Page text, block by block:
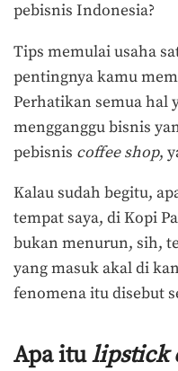
pebisnis Indonesia?
Tips memulai usaha
pentingnya kamu
Perhatikan semua hal
mengganggu bisnis
pebisnis coffee shop,
Kalau sudah begitu,
tempat saya, di Kopi
bukan menurun, sih,
yang masuk akal di
fenomena itu disebut
Apa itulipstick